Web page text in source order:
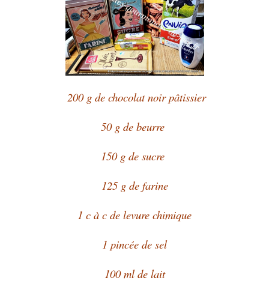
200 g de chocolat noir pâtissier
50 g de beurre
150 g de sucre
125 g de farine
1 c à c de levure chimique
1 pincée de sel
100 ml de lait